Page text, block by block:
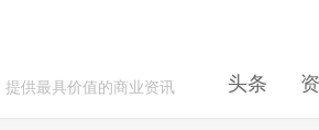
提供最具价值的商业资讯 头条